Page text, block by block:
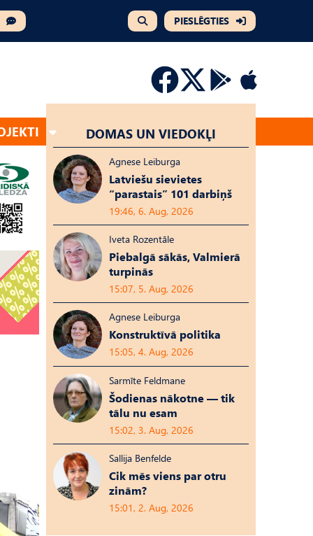
PIESLĒGTIES
DOMAS UN VIEDOKĻI
Agnese Leiburga
Latviešu sievietes
“parastais” 101 darbiņš
19:46, 6. Aug, 2026
Iveta Rozentāle
Piebalgā sākās, Valmierā
turpinās
15:07, 5. Aug, 2026
Agnese Leiburga
Konstruktīvā politika
15:05, 4. Aug, 2026
Sarmīte Feldmane
Šodienas nākotne — tik
tālu nu esam
15:02, 3. Aug, 2026
Sallija Benfelde
Cik mēs viens par otru
zinām?
15:01, 2. Aug, 2026